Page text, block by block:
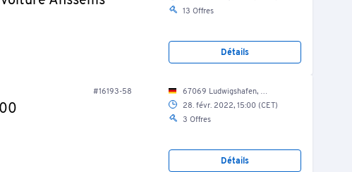
13 Offres
Détails
#16193-58
67069 Ludwigshafen, Nordring 46/ Fuhrpark
28. févr. 2022, 15:00 (CET)
3 Offres
Détails